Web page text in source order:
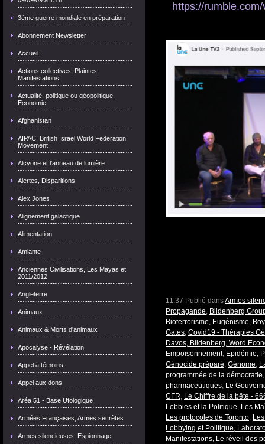
3ème guerre mondiale en préparation
Abonnement Newsletter
Accueil
Actions collectives, Plaintes,
Manifestations
Actualité, politique ou géopolitique,
Economie
Afghanistan
AIPAC, British Israel World Federation
Movement
Alcyone et l'anneau de lumière
Alertes, Disparitions
Alex Jones
Alignement galactique
Alimentation
Amiante
Anciennes Civilisations, Les Mayas et
2011/2012
Angleterre
Animaux
Animaux & Morts d'animaux
Apocalyse - Révélation
Appel à témoins
Appel aux dons
Aréa 51 - Base Ufologique
Armées Françaises, Armes secrètes
Armes silencieuses, Espionnage
https://
11:37 Publié dansArmes
Propagande Bildenberg
Bioterrorisme, Eugénisme
Gates Covid19 - Thérapies
Davos, Bildenberg, Word
Empoisonnement, Epidémie,
Génocide préparé Génome
programmée de la démocratie
pharmaceutiques Le
CFR Le Chiffre de la bête -
Lobbies et la Politique Les
Les protocoles de Toronto
Lobbying et Politique,
Manifestations, Le réveil des